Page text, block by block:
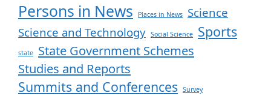
Persons in News Places in News
Science
Science and Technology Social Science Sports
state
State Government Schemes
Studies and Reports
Summits and Conferences Survey